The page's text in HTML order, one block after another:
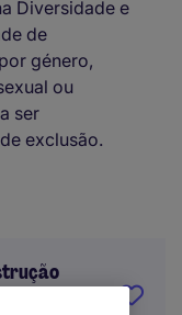
Diversidade e
de
género,
ou
ser
exclusão.